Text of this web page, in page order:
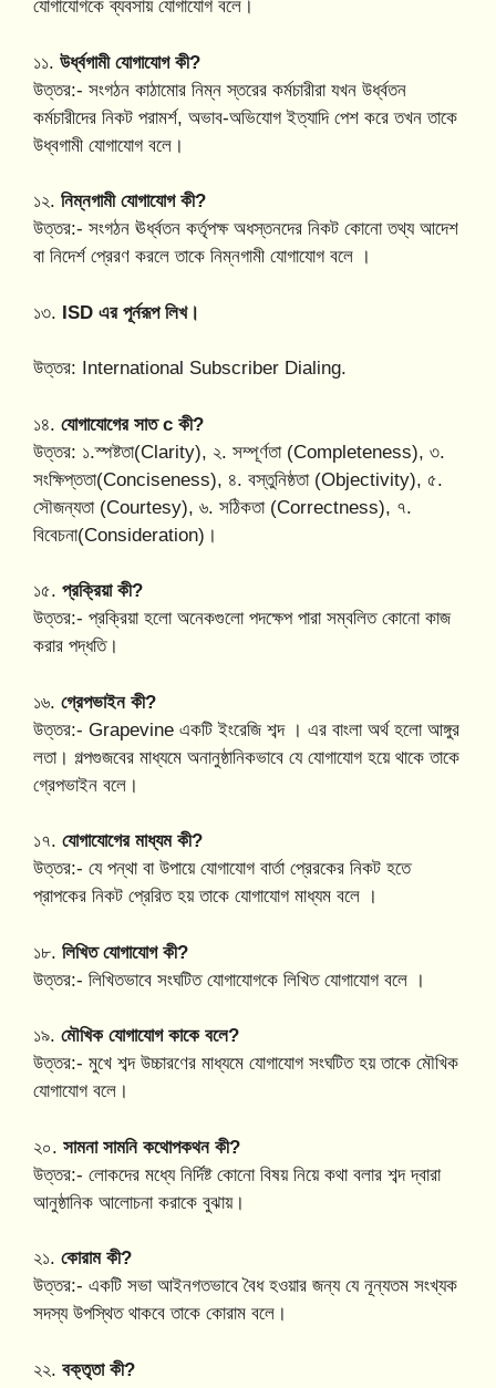
যোগাযোগকে ব্যবসায় যোগাযোগ বলে।
১১. উর্ধ্বগামী যোগাযোগ কী?
উত্তর:- সংগঠন কাঠামোর নিম্ন স্তরের কর্মচারীরা যখন উর্ধ্বতন
কর্মচারীদের নিকট পরামর্শ, অভাব-অভিযোগ ইত্যাদি পেশ করে তখন তাকে
উধ্বগামী যোগাযোগ বলে।
১২. নিম্নগামী যোগাযোগ কী?
উত্তর:- সংগঠন ঊর্ধ্বতন কর্তৃপক্ষ অধস্তনদের নিকট কোনো তথ্য আদেশ
বা নিদের্শ প্রেরণ করলে তাকে নিম্নগামী যোগাযোগ বলে ।
১৩. ISD এর পূর্নরূপ লিখ।
উত্তর: International Subscriber Dialing.
১৪. যোগাযোগের সাত c কী?
উত্তর: ১.স্পষ্টতা(Clarity), ২. সম্পূর্ণতা (Completeness), ৩.
সংক্ষিপ্ততা(Conciseness), ৪. বস্তুনিষ্ঠতা (Objectivity), ৫.
সৌজন্যতা (Courtesy), ৬. সঠিকতা (Correctness), ৭.
বিবেচনা(Consideration)।
১৫. প্রক্রিয়া কী?
উত্তর:- প্রক্রিয়া হলো অনেকগুলো পদক্ষেপ পারা সম্বলিত কোনো কাজ
করার পদ্ধতি।
১৬. গ্রেপভাইন কী?
উত্তর:- Grapevine একটি ইংরেজি শব্দ । এর বাংলা অর্থ হলো আঙ্গুর
লতা। গল্পগুজবের মাধ্যমে অনানুষ্ঠানিকভাবে যে যোগাযোগ হয়ে থাকে তাকে
গ্রেপভাইন বলে।
১৭. যোগাযোগের মাধ্যম কী?
উত্তর:- যে পন্থা বা উপায়ে যোগাযোগ বার্তা প্রেরকের নিকট হতে
প্রাপকের নিকট প্রেরিত হয় তাকে যোগাযোগ মাধ্যম বলে ।
১৮. লিখিত যোগাযোগ কী?
উত্তর:- লিখিতভাবে সংঘটিত যোগাযোগকে লিখিত যোগাযোগ বলে ।
১৯. মৌখিক যোগাযোগ কাকে বলে?
উত্তর:- মুখে শব্দ উচ্চারণের মাধ্যমে যোগাযোগ সংঘটিত হয় তাকে মৌখিক
যোগাযোগ বলে।
২০. সামনা সামনি কথোপকথন কী?
উত্তর:- লোকদের মধ্যে নির্দিষ্ট কোনো বিষয় নিয়ে কথা বলার শব্দ দ্বারা
আনুষ্ঠানিক আলোচনা করাকে বুঝায়।
২১. কোরাম কী?
উত্তর:- একটি সভা আইনগতভাবে বৈধ হওয়ার জন্য যে নূন্যতম সংখ্যক
সদস্য উপস্থিত থাকবে তাকে কোরাম বলে।
২২. বক্তৃতা কী?